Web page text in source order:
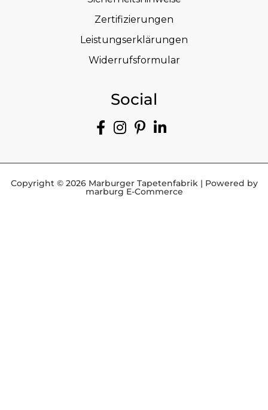
Zertifizierungen
Leistungserklärungen
Widerrufsformular
Social
Copyright © 2026 Marburger Tapetenfabrik | Powered by
marburg E-Commerce